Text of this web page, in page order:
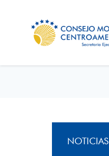
NOTICIAS